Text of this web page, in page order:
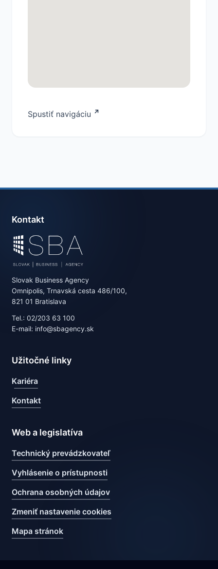
Spustiť navigáciu
Kontakt
Slovak Business Agency
Omnipolis, Trnavská cesta 486/100,
821 01 Bratislava
Tel.: 02/203 63 100
E-mail: info@sbagency.sk
Užitočné linky
Kariéra
Kontakt
Web a legislatíva
Technický prevádzkovateľ
Vyhlásenie o prístupnosti
Ochrana osobných údajov
Zmeniť nastavenie cookies
Mapa stránok